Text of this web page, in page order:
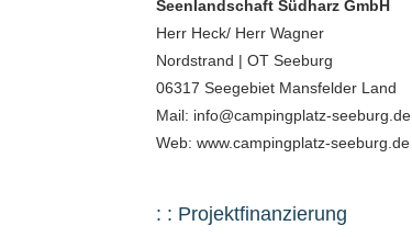
Seenlandschaft Südharz GmbH
Herr Heck/ Herr Wagner
Nordstrand | OT Seeburg
06317 Seegebiet Mansfelder Land
Mail: info@campingplatz-seeburg.de
Web: www.campingplatz-seeburg.de
: : Projektfinanzierung